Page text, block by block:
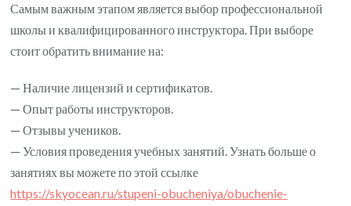
Самым важным этапом является выбор профессиональной
школы и квалифицированного инструктора. При выборе
стоит обратить внимание на:
— Наличие лицензий и сертификатов.
— Опыт работы инструкторов.
— Отзывы учеников.
— Условия проведения учебных занятий. Узнать больше о
занятиях вы можете по этой ссылке
https://skyocean.ru/stupeni-obucheniya/obuchenie-